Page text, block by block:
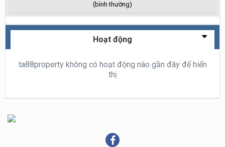
(bình thường)
Hoạt động
ta88property không có hoạt động nào gần đây để hiển
thị